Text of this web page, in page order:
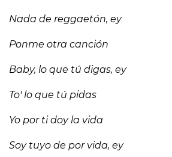
Nada de reggaetón, ey
Ponme otra canción
Baby, lo que tú digas, ey
To' lo que tú pidas
Yo por ti doy la vida
Soy tuyo de por vida, ey